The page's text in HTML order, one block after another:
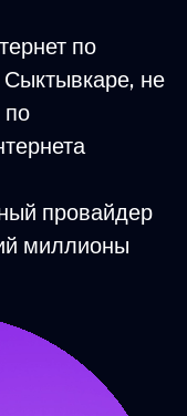
по
не
по
провайдер
миллионы